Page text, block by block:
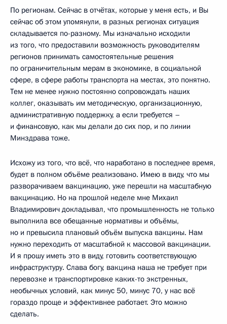
По регионам. Сейчас в отчётах, которые у меня есть, и Вы
сейчас об этом упомянули, в разных регионах ситуация
складывается по-разному. Мы изначально исходили
из того, что предоставили возможность руководителям
регионов принимать самостоятельные решения
по ограничительным мерам в экономике, в социальной
сфере, в сфере работы транспорта на местах, это понятно.
Тем не менее нужно постоянно сопровождать наших
коллег, оказывать им методическую, организационную,
административную поддержку, а если требуется –
и финансовую, как мы делали до сих пор, и по линии
Минздрава тоже.
Исхожу из того, что всё, что наработано в последнее время,
будет в полном объёме реализовано. Имею в виду, что мы
разворачиваем вакцинацию, уже перешли на масштабную
вакцинацию. Но на прошлой неделе мне Михаил
Владимирович докладывал, что промышленность не только
выполнила все обещанные нормативы и объёмы,
но и превысила плановый объём выпуска вакцины. Нам
нужно переходить от масштабной к массовой вакцинации.
И я прошу иметь это в виду, готовить соответствующую
инфраструктуру. Слава богу, вакцина наша не требует при
перевозке и транспортировке каких-то экстренных,
необычных условий, как минус 50, минус 70, у нас всё
гораздо проще и эффективнее работает. Это можно
сделать.